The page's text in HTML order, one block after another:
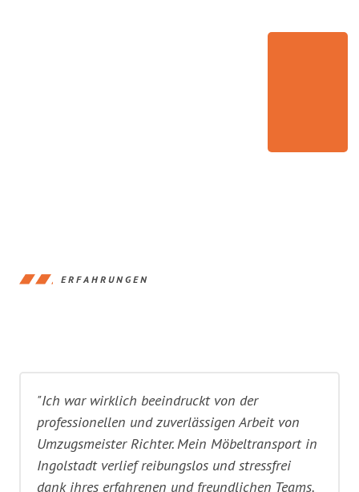
ERFAHRUNGEN
"Ich war wirklich beeindruckt von der
professionellen und zuverlässigen Arbeit von
Umzugsmeister Richter. Mein Möbeltransport in
Ingolstadt verlief reibungslos und stressfrei
dank ihres erfahrenen und freundlichen Teams.